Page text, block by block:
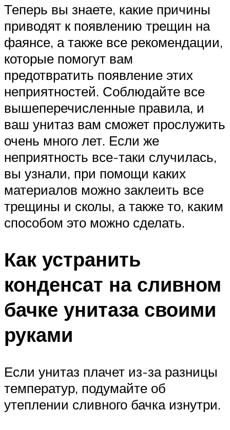
Теперь вы знаете, какие причины
приводят к появлению трещин на
фаянсе, а также все рекомендации,
которые помогут вам
предотвратить появление этих
неприятностей. Соблюдайте все
вышеперечисленные правила, и
ваш унитаз вам сможет прослужить
очень много лет. Если же
неприятность все-таки случилась,
вы узнали, при помощи каких
материалов можно заклеить все
трещины и сколы, а также то, каким
способом это можно сделать.
Как устранить
конденсат на сливном
бачке унитаза своими
руками
Если унитаз плачет из-за разницы
температур, подумайте об
утеплении сливного бачка изнутри.